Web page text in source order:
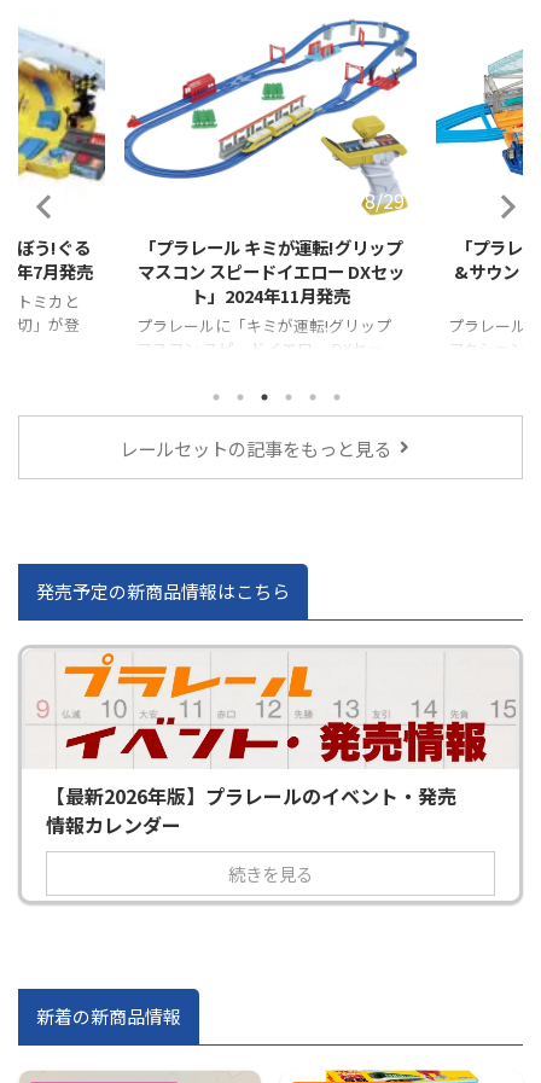
2024/8/29
!グリップ
ー DXセッ
売
!グリップ
2024/7/31
「プラレール レバーでアクション
&サウンド!ビッグステーション」
2024年9月発売
プラレールに「プラレール レバーで
アクション&サウンド!ビッグステーシ
「プラレ
ポイント
プラレール
がる自動Y
レールセットの記事をもっと見る
発売予定の新商品情報はこちら
【最新2026年版】プラレールのイベント・発売
情報カレンダー
続きを見る
新着の新商品情報